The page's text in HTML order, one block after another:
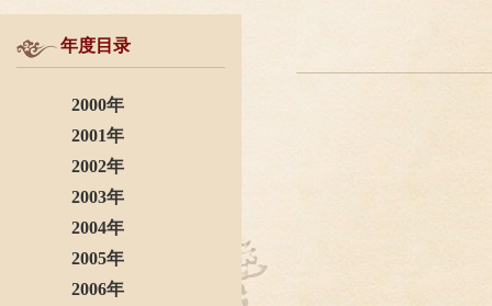
年度目录
2000年
2001年
2002年
2003年
2004年
2005年
2006年